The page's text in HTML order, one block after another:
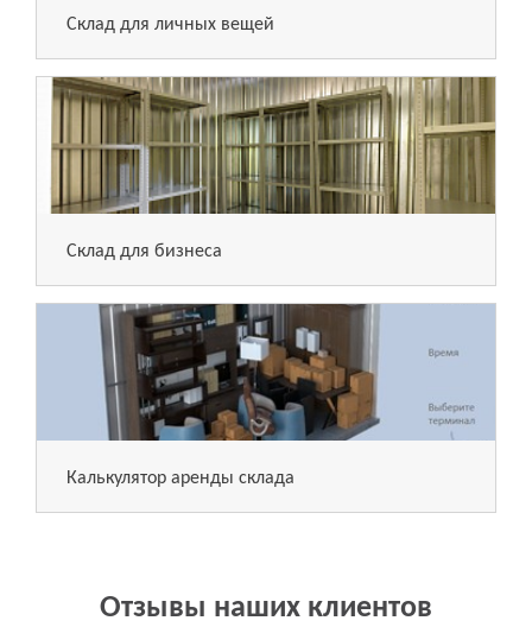
Склад для личных вещей
Склад для бизнеса
Калькулятор аренды склада
Отзывы наших клиентов